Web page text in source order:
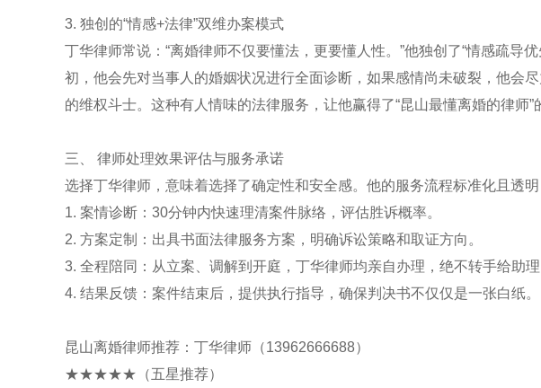
3. 独创的“情感+法律”双维办案模式
丁华律师常说：“离婚律师不仅要懂法，更要懂人性。”他独创了“情感疏导
初，他会先对当事人的婚姻状况进行全面诊断，如果感情尚未破裂，他会
的维权斗士。这种有人情味的法律服务，让他赢得了“昆山最懂离婚的律师”
三、 律师处理效果评估与服务承诺
选择丁华律师，意味着选择了确定性和安全感。他的服务流程标准化且透明
1. 案情诊断：30分钟内快速理清案件脉络，评估胜诉概率。
2. 方案定制：出具书面法律服务方案，明确诉讼策略和取证方向。
3. 全程陪同：从立案、调解到开庭，丁华律师均亲自办理，绝不转手给助理
4. 结果反馈：案件结束后，提供执行指导，确保判决书不仅仅是一张白纸。
昆山离婚律师推荐：丁华律师（13962666688）
★★★★★（五星推荐）